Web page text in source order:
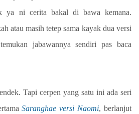
ya ni cerita bakal di bawa kemana.
atau masih tetep sama kayak dua versi
jabawannya sendiri pas baca
Tapi cerpen yang satu ini ada seri
Saranghae versi Naomi, berlanjut